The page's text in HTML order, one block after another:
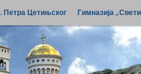
Петра Цетињског Гимназија